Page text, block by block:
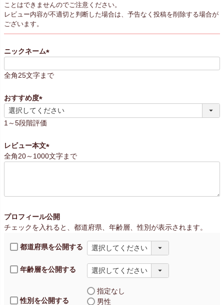
ことはできませんのでご注意ください。
レビュー内容が不適切と判断した場合は、予告なく投稿を削除する場合が
ございます。
ニックネーム
必
全角25文字まで
おすすめ度
(
必
)
1～5段階評価
レビュー本文
(
全角20～1000文字まで
プロフィール公開
チェックを入れると、都道府県、年齢層、性別が表示されます。
都道府県を公開する
年齢層を公開する
性別を公開する
指定なし
男性